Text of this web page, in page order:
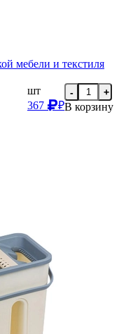
мебели и текстиля
шт
367
₽
- +
В корзину